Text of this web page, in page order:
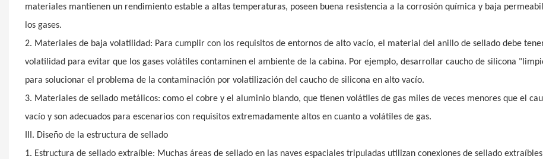
materiales mantienen un rendimiento estable a altas temperaturas, poseen buena resistencia a la corrosión química y baja
los gases.
2. Materiales de baja volatilidad: Para cumplir con los requisitos de entornos de alto vacío, el material del anillo de sellado debe
volatilidad para evitar que los gases volátiles contaminen el ambiente de la cabina. Por ejemplo, desarrollar caucho de silicona
para solucionar el problema de la contaminación por volatilización del caucho de silicona en alto vacío.
3. Materiales de sellado metálicos: como el cobre y el aluminio blando, que tienen volátiles de gas miles de veces menores que el
vacío y son adecuados para escenarios con requisitos extremadamente altos en cuanto a volátiles de gas.
III. Diseño de la estructura de sellado
1. Estructura de sellado extraíble: Muchas áreas de sellado en las naves espaciales tripuladas utilizan conexiones de sellado